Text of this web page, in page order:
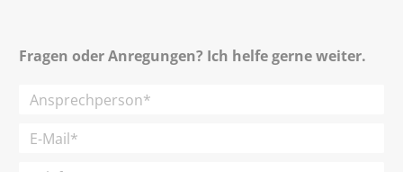
Fragen oder Anregungen? Ich helfe gerne weiter.